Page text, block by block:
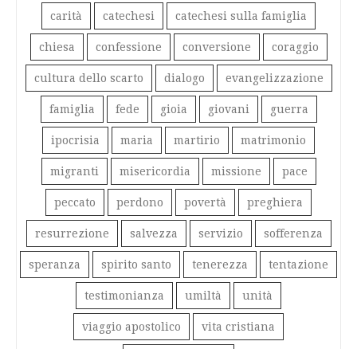
carità catechesi catechesi sulla famiglia
chiesa confessione conversione coraggio
cultura dello scarto dialogo evangelizzazione
famiglia fede gioia giovani guerra
ipocrisia maria martirio matrimonio
migranti misericordia missione pace
peccato perdono povertà preghiera
resurrezione salvezza servizio sofferenza
speranza spirito santo tenerezza tentazione
testimonianza umiltà unità
viaggio apostolico vita cristiana